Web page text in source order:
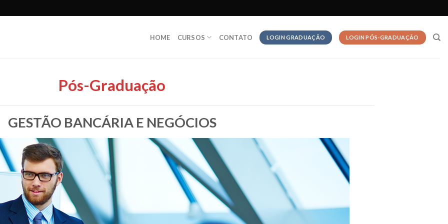
HOME CURSOS CONTATO LOGIN GRADUAÇÃO LOGIN PÓS-GRADUAÇÃO
Pós-Graduação
GESTÃO BANCÁRIA E NEGÓCIOS